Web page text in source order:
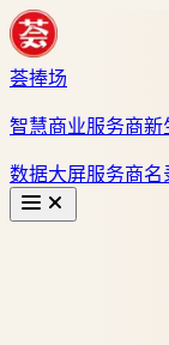
荟捧场
智慧商业服务商新
数据大屏服务商名